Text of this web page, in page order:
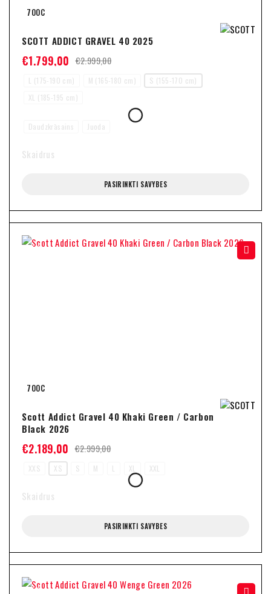
700C
SCOTT ADDICT GRAVEL 40 2025
€2.999,00
€1.799,00
L (175-190 cm) M (165-180 cm)
S (155-170 cm)
XL (185-195 cm)
Daudzkrāsains Juoda
Skaidrus
PASIRINKTI SAVYBES
-27%
700C
Scott Addict Gravel 40 Khaki Green / Carbon
Black 2026
€2.999,00
€2.189,00
XXS XS S M L XL XXL
Skaidrus
PASIRINKTI SAVYBES
-27%